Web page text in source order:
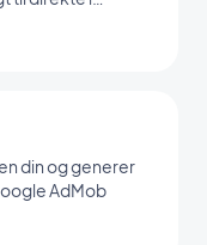
din og generer
AdMob